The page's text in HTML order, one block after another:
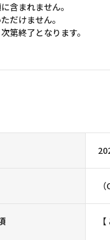
含まれません。
だけません。
第終了となります。